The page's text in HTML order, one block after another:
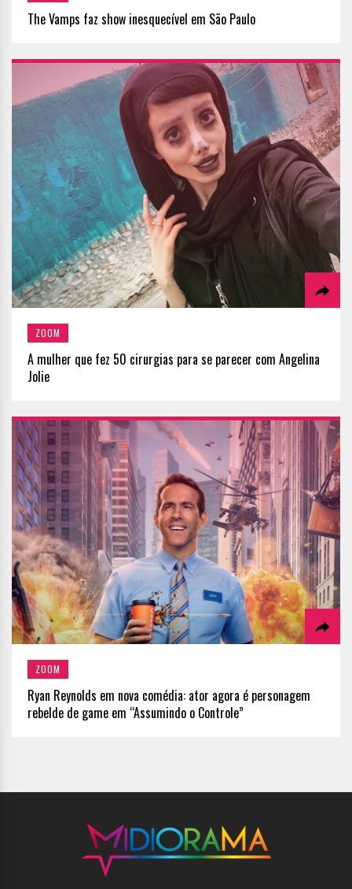
The Vamps faz show inesquecível em São Paulo
ZOOM
A mulher que fez 50 cirurgias para se parecer com Angelina
Jolie
ZOOM
Ryan Reynolds em nova comédia: ator agora é personagem
rebelde de game em “Assumindo o Controle”